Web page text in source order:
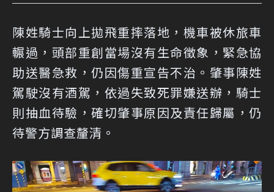
陳姓騎士向上拋飛重摔落地，機車被休旅車
輾過，頭部重創當場沒有生命徵象，緊急協
助送醫急救，仍因傷重宣告不治。肇事陳姓
駕駛沒有酒駕，依過失致死罪嫌送辦，騎士
則抽血待驗，確切肇事原因及責任歸屬，仍
待警方調查釐清。